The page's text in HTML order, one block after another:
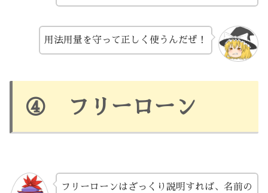
用法用量を守って正しく使うんだぜ！
④ フリーローン
フリーローンはざっくり説明すれば、名前の